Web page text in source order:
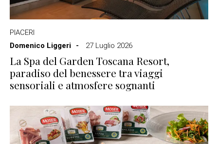
PIACERI
Domenico Liggeri
27 Luglio 2026
La Spa del Garden Toscana Resort,
paradiso del benessere tra viaggi
sensoriali e atmosfere sognanti